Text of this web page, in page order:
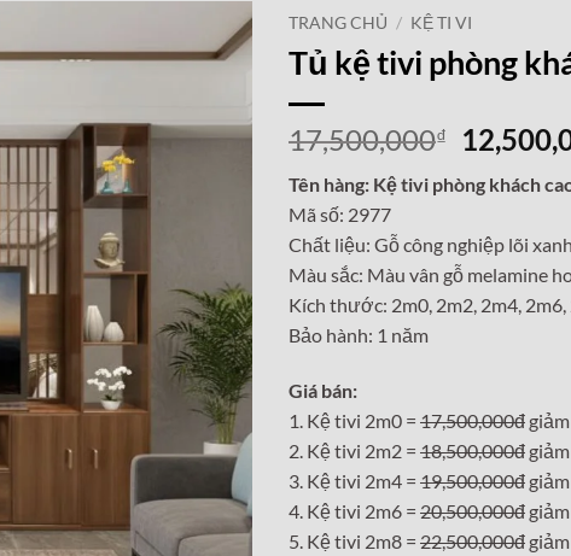
TRANG CHỦ / KỆ TI VI
Tủ kệ tivi phòng
17,500,000₫
Giá
gốc
là:
Tên hàng: Kệ tivi phòng khách
Mã số: 2977
Chất liệu: Gỗ công nghiệp lõi
Màu sắc: Màu vân gỗ melamine
Kích thước: 2m0, 2m2, 2m4, 2m6,
Bảo hành: 1 năm
Giá bán:
1. Kệ tivi 2m0 = 17,500,000đ
2. Kệ tivi 2m2 = 18,500,000đ
3. Kệ tivi 2m4 = 19,500,000đ
4. Kệ tivi 2m6 = 20,500,000đ
5. Kệ tivi 2m8 = 22,500,000đ